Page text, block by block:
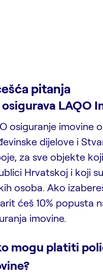
pitanja
LAQO
osiguranje imovine
dijelove i
za sve objekte
Hrvatskoj i koji
osoba. Ako
ćeš 10% popusta
imovine.
mogu platiti